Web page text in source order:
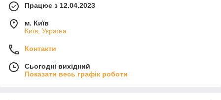
Працює з 12.04.2023
м. Київ
Київ, Україна
Контакти
Сьогодні вихідний
Показати весь графік роботи